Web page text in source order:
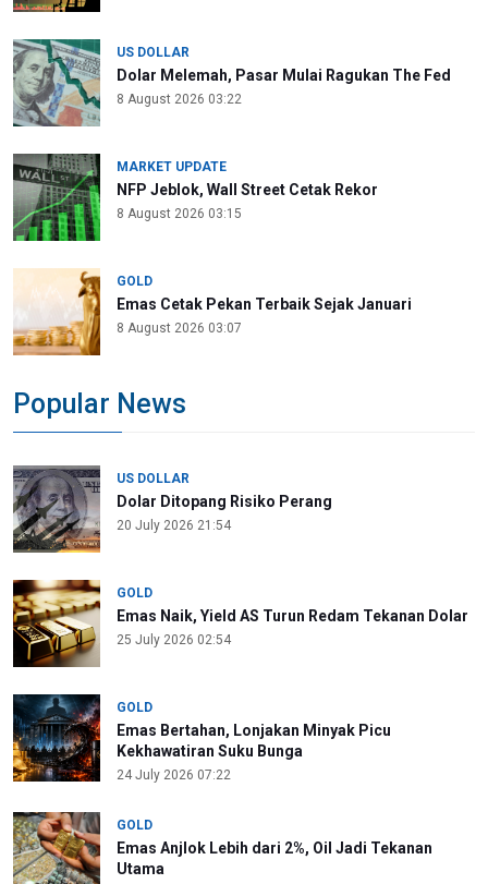
US DOLLAR
Dolar Melemah, Pasar Mulai Ragukan The Fed
8 August 2026 03:22
MARKET UPDATE
NFP Jeblok, Wall Street Cetak Rekor
8 August 2026 03:15
GOLD
Emas Cetak Pekan Terbaik Sejak Januari
8 August 2026 03:07
Popular News
US DOLLAR
Dolar Ditopang Risiko Perang
20 July 2026 21:54
GOLD
Emas Naik, Yield AS Turun Redam Tekanan Dolar
25 July 2026 02:54
GOLD
Emas Bertahan, Lonjakan Minyak Picu
Kekhawatiran Suku Bunga
24 July 2026 07:22
GOLD
Emas Anjlok Lebih dari 2%, Oil Jadi Tekanan
Utama